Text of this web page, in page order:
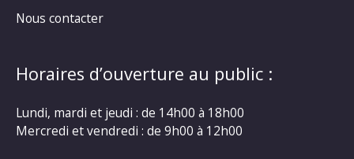
Nous contacter
Horaires d’ouverture au public :
Lundi, mardi et jeudi : de 14h00 à 18h00
Mercredi et vendredi : de 9h00 à 12h00